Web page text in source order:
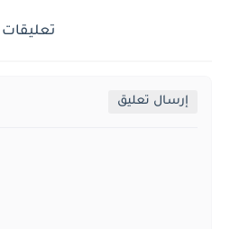
تعليقات
إرسال تعليق